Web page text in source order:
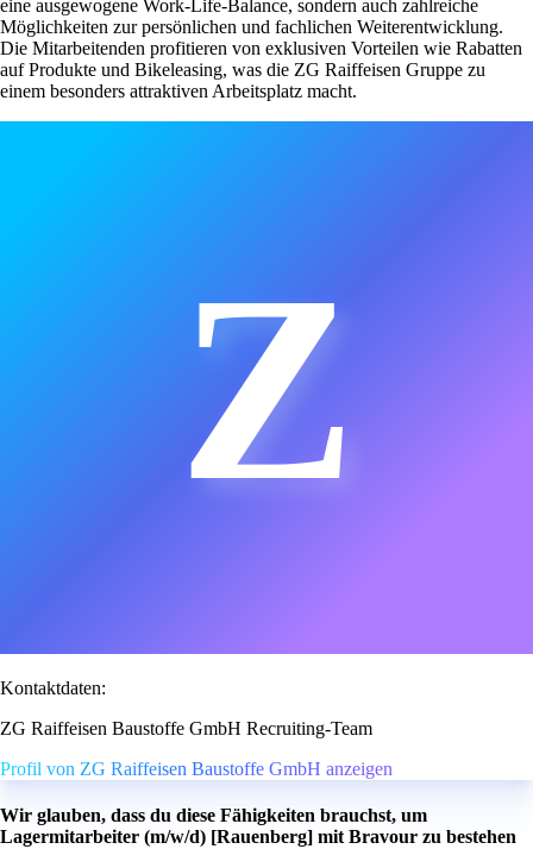
eine ausgewogene Work-Life-Balance, sondern auch zahlreiche
Möglichkeiten zur persönlichen und fachlichen Weiterentwicklung.
Die Mitarbeitenden profitieren von exklusiven Vorteilen wie Rabatten
auf Produkte und Bikeleasing, was die ZG Raiffeisen Gruppe zu
einem besonders attraktiven Arbeitsplatz macht.
Z
Kontaktdaten:
ZG Raiffeisen Baustoffe GmbH Recruiting-Team
Profil von ZG Raiffeisen Baustoffe GmbH anzeigen
Wir glauben, dass du diese Fähigkeiten brauchst, um
Lagermitarbeiter (m/w/d) [Rauenberg] mit Bravour zu bestehen